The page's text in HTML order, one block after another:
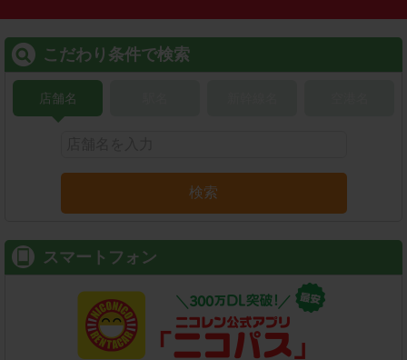
こだわり条件で検索
店舗名
検索
スマートフォン